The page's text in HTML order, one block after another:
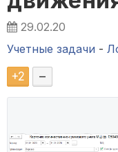
29.02.20
Учетные задачи -
+2 –